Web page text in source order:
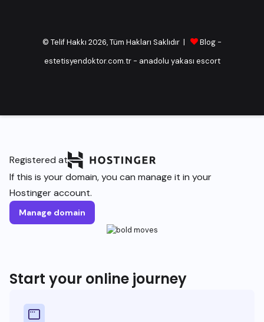
© Telif Hakkı 2026, Tüm Hakları Saklıdır | Blog -
estetisyendoktor.com.tr- anadolu yakası escort
Registered at
If this is your domain, you can manage it in your
Hostinger account.
Manage domain
Start your online journey